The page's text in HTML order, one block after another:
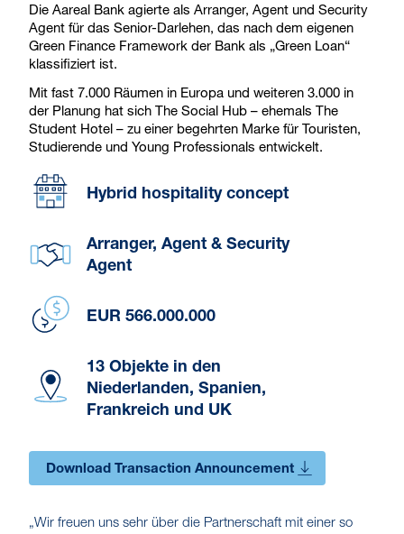
Die Aareal Bank agierte als Arranger, Agent und Security
Agent für das Senior-Darlehen, das nach dem eigenen
Green Finance Framework der Bank als „Green Loan“
klassifiziert ist.
Mit fast 7.000 Räumen in Europa und weiteren 3.000 in
der Planung hat sich The Social Hub – ehemals The
Student Hotel – zu einer begehrten Marke für Touristen,
Studierende und Young Professionals entwickelt.
Hybrid hospitality concept
Arranger, Agent & Security
Agent
EUR 566.000.000
13 Objekte in den
Niederlanden, Spanien,
Frankreich und UK
Download Transaction Announcement
„Wir freuen uns sehr über die Partnerschaft mit einer so